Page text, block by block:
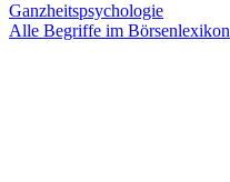
Ganzheitspsychologie
Alle Begriffe im Börsenlexikon